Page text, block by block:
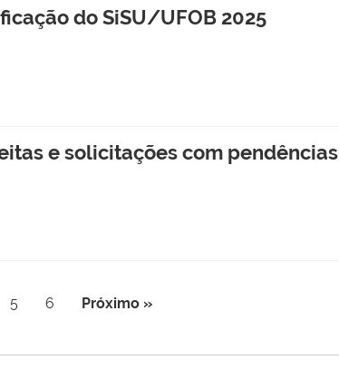
do SiSU/UFOB 2025
e solicitações com pendências
5 6 Próximo »